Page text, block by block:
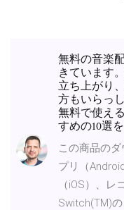
無料の音楽
きています
立ち上がり
方もいらっ
無料で使え
すめの10選
この商品の
プリ（
（iOS）、
Switch(TM)